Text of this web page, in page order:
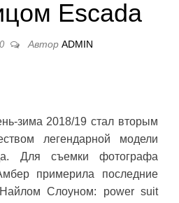
Escada
0 Автор ADMIN
зима 2018/19 стал вторым
легендарной модели
Для съемки фотографа
примерила последние
Слоуном: power suit